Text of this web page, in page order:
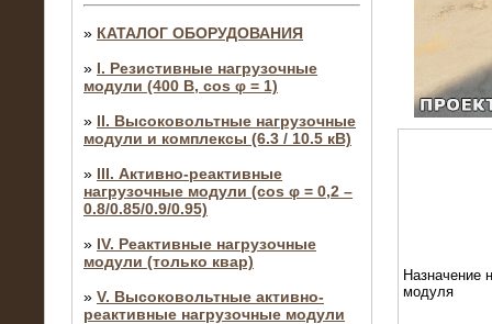
» КАТАЛОГ ОБОРУДОВАНИЯ
» I. Резистивные нагрузочные
модули (400 В, cos φ = 1)
» II. Высоковольтные нагрузочные
модули и комплексы (6.3 / 10.5 кВ)
» III. Активно-реактивные
нагрузочные модули (cos φ = 0,2 –
0.8/0.85/0.9/0.95)
» IV. Реактивные нагрузочные
модули (только квар)
» V. Высоковольтные активно-
реактивные нагрузочные модули
Назначение
модуля